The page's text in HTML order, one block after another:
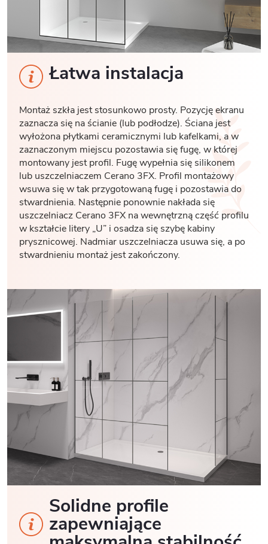
Łatwa instalacja
Montaż szkła jest stosunkowo prosty. Pozycję ekranu
zaznacza się na ścianie (lub podłodze). Ściana jest
wyłożona płytkami ceramicznymi lub kafelkami, a w
zaznaczonym miejscu pozostawia się fugę, w której
montowany jest profil. Fugę wypełnia się silikonem
lub uszczelniaczem Cerano 3FX. Profil montażowy
wsuwa się w tak przygotowaną fugę i pozostawia do
stwardnienia. Następnie ponownie nakłada się
uszczelniacz Cerano 3FX na wewnętrzną część profilu
w kształcie litery „U” i osadza się szybę kabiny
prysznicowej. Nadmiar uszczelniacza usuwa się, a po
stwardnieniu montaż jest zakończony.
Solidne profile
zapewniające